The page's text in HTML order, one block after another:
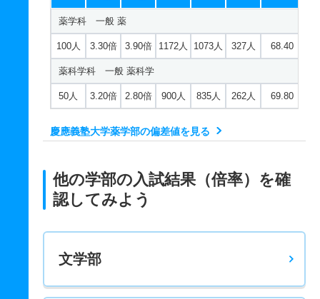
薬学科 一般 薬
100人 3.30倍 3.90倍 1172人 1073人 327人 68.40
薬科学科 一般 薬科学
50人 3.20倍 2.80倍 900人 835人 262人 69.80
慶應義塾大学薬学部の偏差値を見る
他の学部の入試結果（倍率）を確
認してみよう
文学部